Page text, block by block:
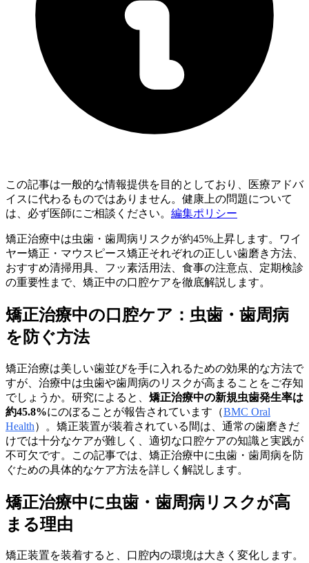
この記事は一般的な情報提供を目的としており、医療アドバ
イスに代わるものではありません。健康上の問題について
は、必ず医師にご相談ください。 編集ポリシー
矯正治療中は虫歯・歯周病リスクが約45%上昇します。ワイ
ヤー矯正・マウスピース矯正それぞれの正しい歯磨き方法、
おすすめ清掃用具、フッ素活用法、食事の注意点、定期検診
の重要性まで、矯正中の口腔ケアを徹底解説します。
矯正治療中の口腔ケア：虫歯・歯周病
を防ぐ方法
矯正治療は美しい歯並びを手に入れるための効果的な方法で
すが、治療中は虫歯や歯周病のリスクが高まることをご存知
でしょうか。研究によると、 矯正治療中の新規虫歯発生率は
約45.8%にのぼることが報告されています（BMC Oral
Health）。矯正装置が装着されている間は、通常の歯磨きだ
けでは十分なケアが難しく、適切な口腔ケアの知識と実践が
不可欠です。この記事では、矯正治療中に虫歯・歯周病を防
ぐための具体的なケア方法を詳しく解説します。
矯正治療中に虫歯・歯周病リスクが高
まる理由
矯正装置を装着すると、口腔内の環境は大きく変化します。